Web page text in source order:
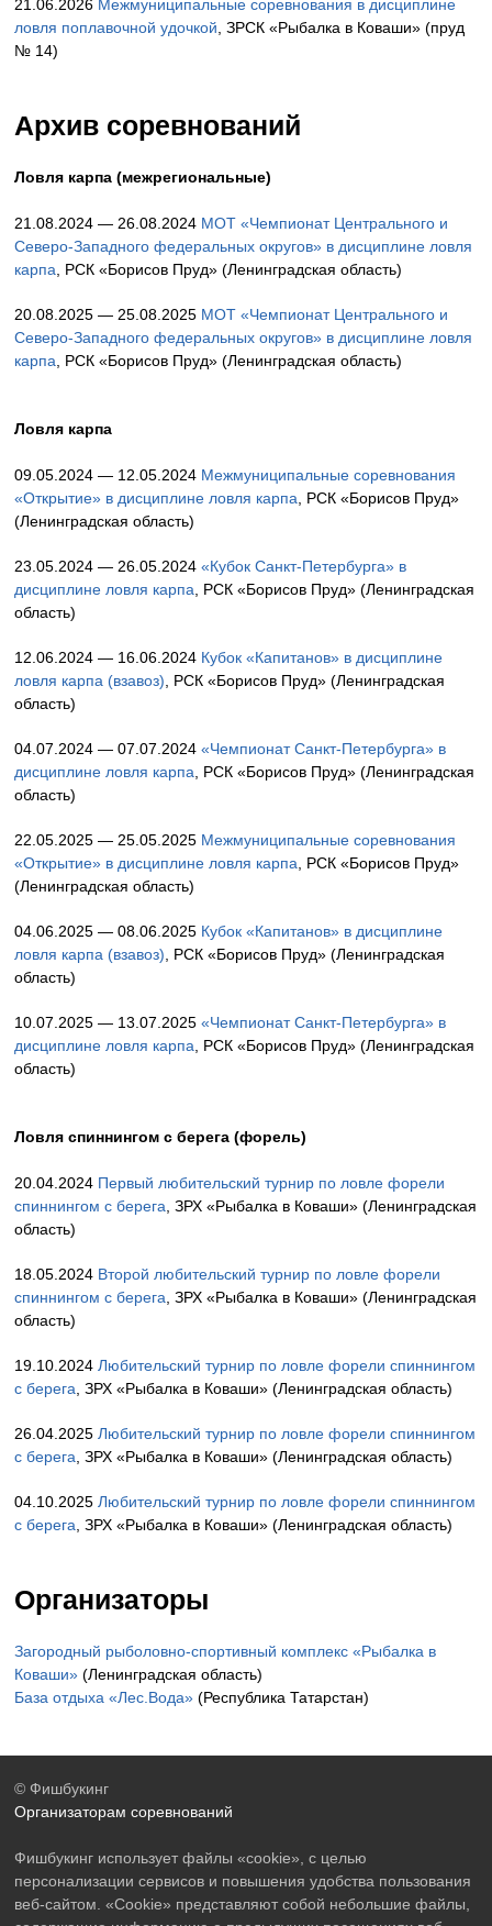
21.06.2026 Межмуниципальные соревнования в дисциплине
ловля поплавочной удочкой , ЗРСК «Рыбалка в Коваши» (пруд
№ 14)
Архив соревнований
Ловля карпа (межрегиональные)
21.08.2024 — 26.08.2024 МОТ «Чемпионат Центрального и
Северо-Западного федеральных округов» в дисциплине ловля
карпа , РСК «Борисов Пруд» (Ленинградская область)
20.08.2025 — 25.08.2025 МОТ «Чемпионат Центрального и
Северо-Западного федеральных округов» в дисциплине ловля
карпа , РСК «Борисов Пруд» (Ленинградская область)
Ловля карпа
09.05.2024 — 12.05.2024 Межмуниципальные соревнования
«Открытие» в дисциплине ловля карпа , РСК «Борисов Пруд»
(Ленинградская область)
23.05.2024 — 26.05.2024«Кубок Санкт-Петербурга» в
дисциплине ловля карпа , РСК «Борисов Пруд» (Ленинградская
область)
12.06.2024 — 16.06.2024 Кубок «Капитанов» в дисциплине
ловля карпа (взавоз) , РСК «Борисов Пруд» (Ленинградская
область)
04.07.2024 — 07.07.2024«Чемпионат Санкт-Петербурга» в
дисциплине ловля карпа , РСК «Борисов Пруд» (Ленинградская
область)
22.05.2025 — 25.05.2025 Межмуниципальные соревнования
«Открытие» в дисциплине ловля карпа , РСК «Борисов Пруд»
(Ленинградская область)
04.06.2025 — 08.06.2025 Кубок «Капитанов» в дисциплине
ловля карпа (взавоз) , РСК «Борисов Пруд» (Ленинградская
область)
10.07.2025 — 13.07.2025«Чемпионат Санкт-Петербурга» в
дисциплине ловля карпа , РСК «Борисов Пруд» (Ленинградская
область)
Ловля спиннингом с берега (форель)
20.04.2024 Первый любительский турнир по ловле форели
спиннингом с берега , ЗРХ «Рыбалка в Коваши» (Ленинградская
область)
18.05.2024 Второй любительский турнир по ловле форели
спиннингом с берега , ЗРХ «Рыбалка в Коваши» (Ленинградская
область)
19.10.2024Любительский турнир по ловле форели спиннингом
с берега , ЗРХ «Рыбалка в Коваши» (Ленинградская область)
26.04.2025Любительский турнир по ловле форели спиннингом
с берега , ЗРХ «Рыбалка в Коваши» (Ленинградская область)
04.10.2025Любительский турнир по ловле форели спиннингом
с берега , ЗРХ «Рыбалка в Коваши» (Ленинградская область)
Организаторы
Загородный рыболовно-спортивный комплекс «Рыбалка в
Коваши» (Ленинградская область)
База отдыха «Лес.Вода» (Республика Татарстан)
© Фишбукинг
Организаторам соревнований
Фишбукинг использует файлы «cookie», с целью
персонализации сервисов и повышения удобства пользования
веб-сайтом. «Cookie» представляют собой небольшие файлы,